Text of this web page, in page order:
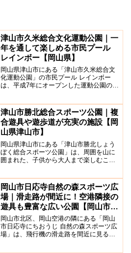
津山市久米総合文化運動公園｜一
年を通して楽しめる市民プール
レインボー【岡山県】
岡山県津山市にある「津山市久米総合文
化運動公園」の市民プール レインボー
は、平成7年にオープンした運動公園の中
ータースライダーやジャグジーなど夏期
限定の屋外プールと通...
津山市勝北総合スポーツ公園｜複
合遊具や遊歩道が充実の施設【岡
山県津山市】
岡山県津山市にある「津山市勝北しょう
ぼく総合スポーツ公園」は、周囲を山に
囲まれた、子供から大人まで楽しむこと
ラー滑り台（休止中）などの施設があ
り、様々なスポーツが楽しめ...
岡山市日応寺自然の森スポーツ広
場｜滑走路が間近に！空港隣接の
遊具も豊富な広い公園【岡山市北
区】
岡山市北区、岡山空港の隣にある「岡山
市日応寺にちおうじ 自然の森スポーツ広
場」は、飛行機の滑走路を間近に見るこ